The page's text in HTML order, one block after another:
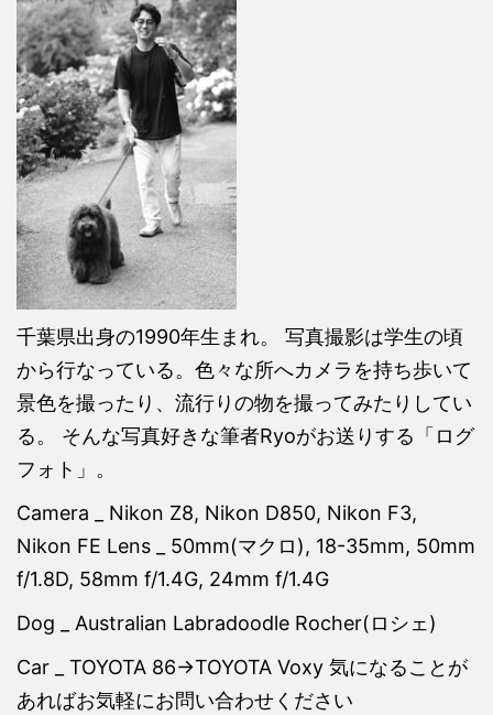
千葉県出身の1990年生まれ。 写真撮影は学生の頃
から行なっている。色々な所へカメラを持ち歩いて
景色を撮ったり、流行りの物を撮ってみたりしてい
る。 そんな写真好きな筆者Ryoがお送りする「ログ
フォト」。
Camera _ Nikon Z8, Nikon D850, Nikon F3,
Nikon FE Lens _ 50mm(マクロ), 18-35mm, 50mm
f/1.8D, 58mm f/1.4G, 24mm f/1.4G
Dog _ Australian Labradoodle Rocher(ロシェ)
Car _ TOYOTA 86→TOYOTA Voxy 気になることが
あればお気軽にお問い合わせください